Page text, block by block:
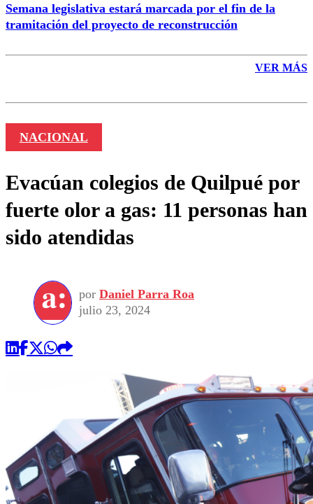
Semana legislativa estará marcada por el fin de la
tramitación del proyecto de reconstrucción
VER MÁS
NACIONAL
Evacúan colegios de Quilpué por
fuerte olor a gas: 11 personas han
sido atendidas
por Daniel Parra Roa
julio 23, 2024